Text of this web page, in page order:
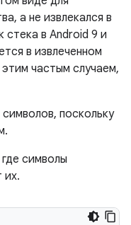
а не извлекался в
стека в Android 9 и
в извлеченном
частым случаем,
поскольку
символы
их.